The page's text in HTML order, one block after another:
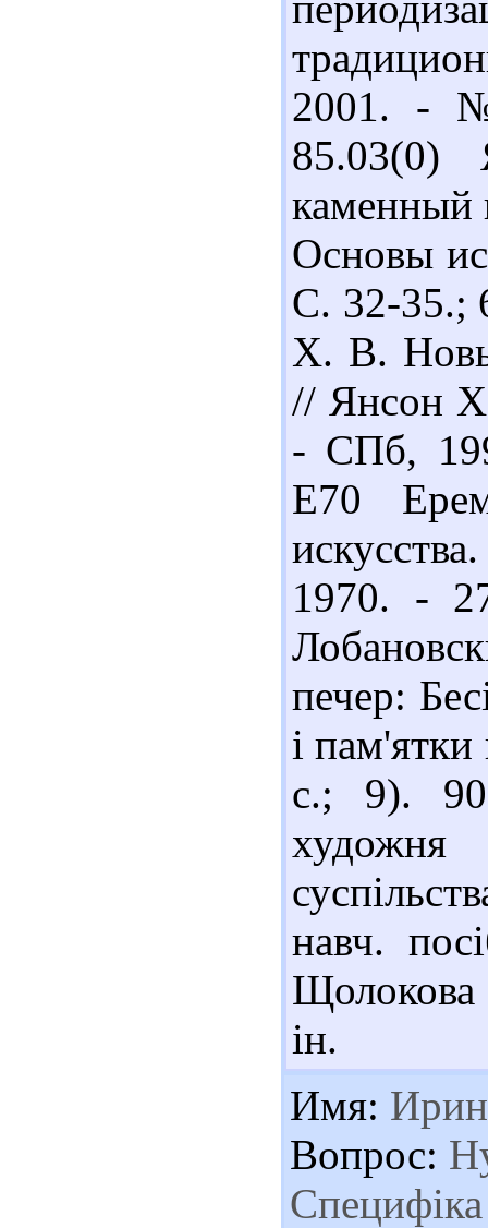
2001. -
каменный
Основы
С. 32-35.;
Х. В.
// Янсон
- СПб,
Е70
1970. -
печер:
і
с.; 9).
художня
навч.
ін.
Имя:
Вопрос:
Специфіка